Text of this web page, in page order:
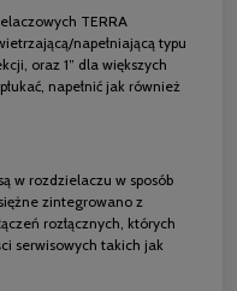
TERRA
napełniającą typu
oraz 1” dla większych
napełnić jak również
w rozdzielaczu w sposób
zintegrowano z
rozłącznych, których
serwisowych takich jak